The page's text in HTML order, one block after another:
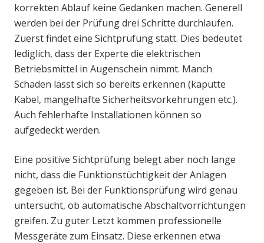
korrekten Ablauf keine Gedanken machen. Generell
werden bei der Prüfung drei Schritte durchlaufen.
Zuerst findet eine Sichtprüfung statt. Dies bedeutet
lediglich, dass der Experte die elektrischen
Betriebsmittel in Augenschein nimmt. Manch
Schaden lässt sich so bereits erkennen (kaputte
Kabel, mangelhafte Sicherheitsvorkehrungen etc.).
Auch fehlerhafte Installationen können so
aufgedeckt werden.
Eine positive Sichtprüfung belegt aber noch lange
nicht, dass die Funktionstüchtigkeit der Anlagen
gegeben ist. Bei der Funktionsprüfung wird genau
untersucht, ob automatische Abschaltvorrichtungen
greifen. Zu guter Letzt kommen professionelle
Messgeräte zum Einsatz. Diese erkennen etwa